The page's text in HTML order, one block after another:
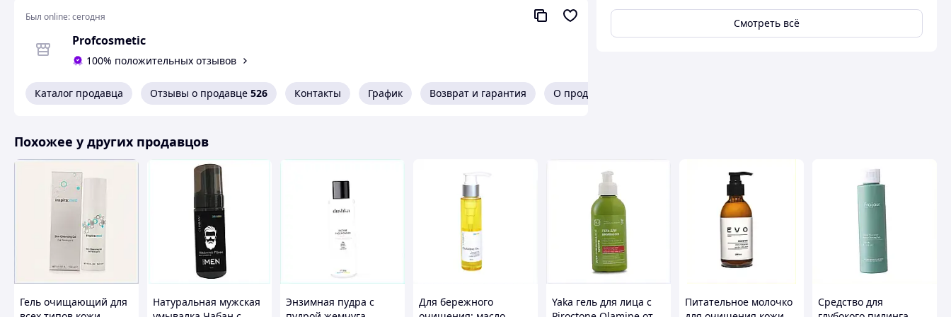
Смотреть всё
Объем
Парабены
Нет
Синтетические консерванты
Нет
Лаурет сульфат натрия (SLES)
Нет
Набор для очищения кожи лица с АНА кислотами, тоник и гель для умывания
Состав набора:
Гель-мыло для глубокого и деликатного очищения кожи лица противовоспалительное АНА Cure
Skin 200 мл
Тоник для лица для ежедневного применения АНА (0,3% кислот; рН 5,2) Aha Toner 200 мл
200 мл Гель-мыло глубоко и деликатно очищает кожу, не пересушивает ее, имеет поросуживающую,
Был online:сегодня
Profcosmetic
100% положительных отзывов
Каталог продавца Отзывы о продавце 526 Контакты График Возврат и гарантия О продавце
Похожее у других продавцов
Гель очищающий для
Натуральная мужская
Энзимная пудра с
Для бережного
Yaka гель для лица с
Питательное молочко
Средство для